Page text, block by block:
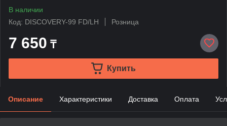
В наличии
Код: DISCOVERY-99 FD/LH
Розница
7 650 ₸
Купить
Описание Характеристики Доставка Оплата